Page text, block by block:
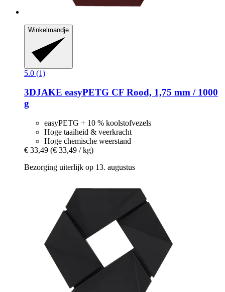
Winkelmandje
5.0 (1)
3DJAKE easyPETG CF Rood, 1,75 mm / 1000
g
easyPETG + 10 % koolstofvezels
Hoge taaiheid & veerkracht
Hoge chemische weerstand
€ 33,49 (€ 33,49 / kg)
Bezorging uiterlijk op 13. augustus